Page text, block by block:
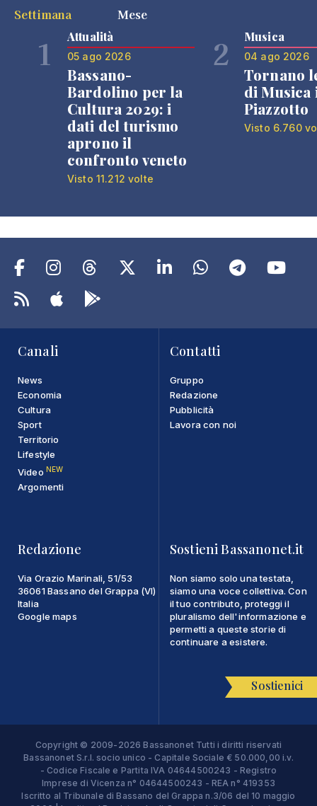
Settimana
Mese
1 Attualità
05 ago 2026
Bassano-
Bardolino per la
Cultura 2029: i
dati del turismo
aprono il
confronto veneto
Visto 11.212 volte
2 Musica
04 ago 2026
Tornano
di Musica
Piazzotto
Visto 6.760
Canali
News
Economia
Cultura
Sport
Territorio
Lifestyle
Video NEW
Argomenti
Contatti
Gruppo
Redazione
Pubblicità
Lavora con noi
Redazione
Via Orazio Marinali, 51/53
36061 Bassano del Grappa (VI)
Italia
Google maps
Sostieni Bassanonet.it
Non siamo solo una testata,
siamo una voce collettiva. Con
il tuo contributo, proteggi il
pluralismo dell'informazione e
permetti a queste storie di
continuare a esistere.
Sostienici
Copyright © 2009-2026 Bassanonet Tutti i diritti riservati
Bassanonet S.r.l. socio unico - Capitale Sociale € 50.000,00 i.v.
- Codice Fiscale e Partita IVA 04644500243 - Registro
Imprese di Vicenza n° 04644500243 - REA n° 419353
Iscritto al Tribunale di Bassano del Grappa n.3/06 del 10 maggio